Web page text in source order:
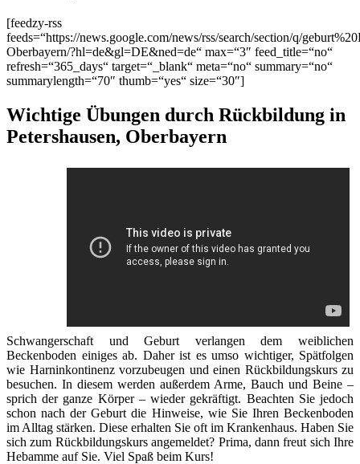
[feedzy-rss
feeds=“https://news.google.com/news/rss/search/section/q/
Oberbayern/?hl=de&gl=DE&ned=de“ max=“3″ feed_title=“no“
refresh=“365_days“ target=“_blank“ meta=“no“ summary=“no“
summarylength=“70″ thumb=“yes“ size=“30″]
Wichtige Übungen durch Rückbildung in
Petershausen, Oberbayern
Schwangerschaft und Geburt verlangen dem weiblichen
Beckenboden einiges ab. Daher ist es umso wichtiger, Spätfolgen
wie Harninkontinenz vorzubeugen und einen Rückbildungskurs zu
besuchen. In diesem werden außerdem Arme, Bauch und Beine –
sprich der ganze Körper – wieder gekräftigt. Beachten Sie jedoch
schon nach der Geburt die Hinweise, wie Sie Ihren Beckenboden
im Alltag stärken. Diese erhalten Sie oft im Krankenhaus. Haben Sie
sich zum Rückbildungskurs angemeldet? Prima, dann freut sich Ihre
Hebamme auf Sie. Viel Spaß beim Kurs!